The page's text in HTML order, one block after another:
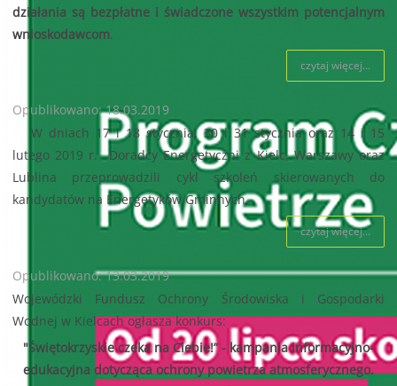
działania są bezpłatne i świadczone wszystkim potencjalnym
wnioskodawcom.
czytaj więcej...
Opublikowano: 18.03.2019
W dniach 17 i 18 stycznia, 30 i 31 stycznia oraz 14 i 15
lutego 2019 r. Doradcy Energetyczni z Kielc, Warszawy oraz
Lublina przeprowadzili cykl szkoleń skierowanych do
kandydatów na Energetyków Gminnych.
czytaj więcej...
Opublikowano: 13.03.2019
Wojewódzki Fundusz Ochrony Środowiska i Gospodarki
Wodnej w Kielcach ogłasza konkurs:
"Świętokrzyskie czeka na Ciebie!” - kampania informacyjno-
edukacyjna dotycząca ochrony powietrza atmosferycznego.